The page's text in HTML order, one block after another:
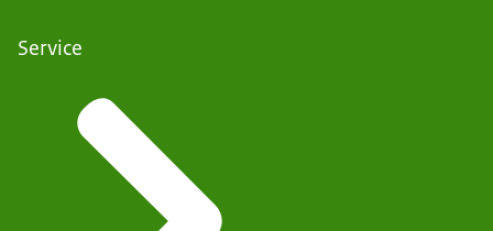
Service